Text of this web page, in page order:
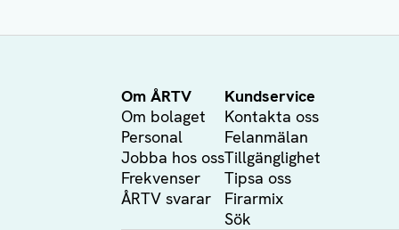
Om ÅRTV
Om bolaget
Personal
Jobba hos oss
Frekvenser
ÅRTV svarar
Kundservice
Kontakta oss
Felanmälan
Tillgänglighet
Tipsa oss
Firarmix
Sök